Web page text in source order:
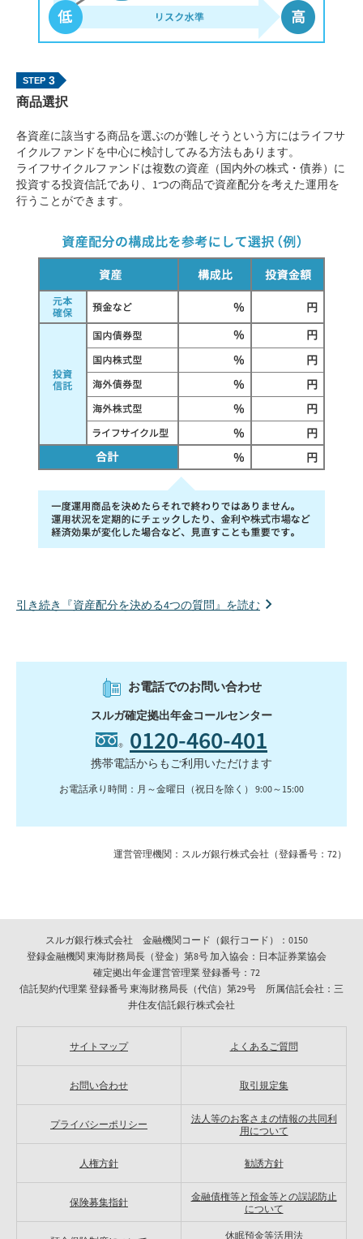
3
商品選択
各資産に該当する商品を選ぶのが難しそうという方にはライフサ
イクルファンドを中心に検討してみる方法もあります。
ライフサイクルファンドは複数の資産（国内外の株式・債券）に
投資する投資信託であり、1つの商品で資産配分を考えた運用を
行うことができます。
引き続き『資産配分を決める4つの質問』を読む
お電話でのお問い合わせ
スルガ確定拠出年金コールセンター
0120-460-401
携帯電話からもご利用いただけます
お電話承り時間：月～金曜日（祝日を除く） 9:00～15:00
運営管理機関：スルガ銀行株式会社（登録番号：72）
スルガ銀行株式会社 金融機関コード（銀行コード）：0150
登録金融機関 東海財務局長（登金）第8号 加入協会：日本証券業協会
確定拠出年金運営管理業 登録番号：72
信託契約代理業 登録番号 東海財務局長（代信）第29号 所属信託会社：三
井住友信託銀行株式会社
サイトマップ よくあるご質問
お問い合わせ 取引規定集
プライバシーポリシー
法人等のお客さまの情報の共同利
用について
人権方針 勧誘方針
保険募集指針
金融債権等と預金等との誤認防止
について
休眠預金等活用法